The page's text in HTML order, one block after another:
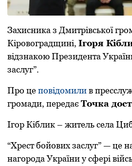
Захисника з Дмитрівської
Кіровоградщині, Ігоря
відзнакою Президента
заслуг”.
Про цеповідомилив
громади, передає Точка
Ігор Кіблик – житель села
“Хрест бойових заслуг” — це
нагорода України у сфері